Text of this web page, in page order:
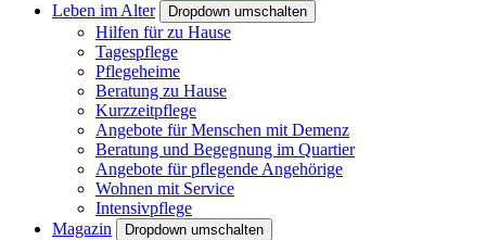
Leben im Alter
Dropdown umschalten
Hilfen für zu Hause
Tagespflege
Pflegeheime
Beratung zu Hause
Kurzzeitpflege
Angebote für Menschen mit Demenz
Beratung und Begegnung im Quartier
Angebote für pflegende Angehörige
Wohnen mit Service
Intensivpflege
Magazin
Dropdown umschalten